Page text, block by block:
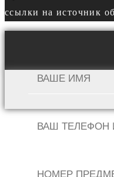
ссылки на источник